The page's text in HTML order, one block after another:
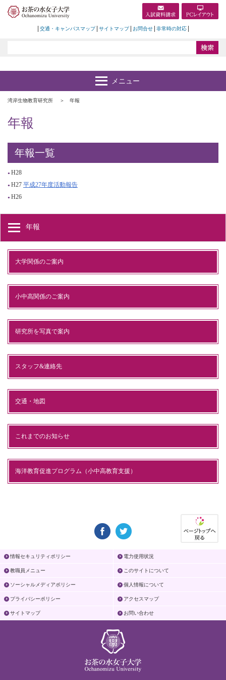
交通・キャンパスマップ サイトマップ お問合せ 非常時の対応
湾岸生物教育研究所 年報
年報
年報一覧
H28
H27 平成27年度活動報告
H26
年報
大学関係のご案内
小中高関係のご案内
研究所を写真で案内
スタッフ&連絡先
交通・地図
これまでのお知らせ
海洋教育促進プログラム（小中高教育支援）
情報セキュリティポリシー 電力使用状況
教職員メニュー このサイトについて
ソーシャルメディアポリシー 個人情報について
プライバシーポリシー アクセスマップ
サイトマップ お問い合わせ